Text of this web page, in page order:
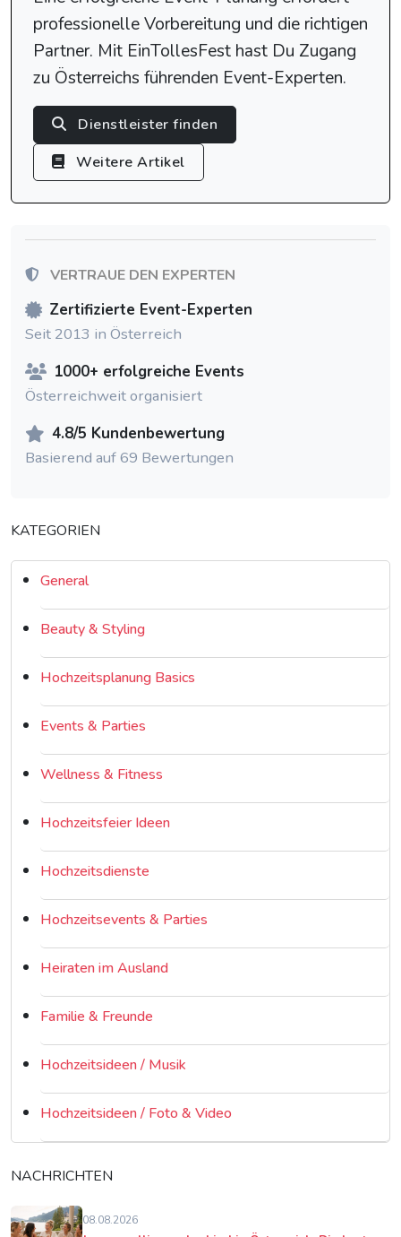
professionelle Vorbereitung und die richtigen
Partner. Mit EinTollesFest hast Du Zugang
zu Österreichs führenden Event-Experten.
Dienstleister finden
Weitere Artikel
VERTRAUE DEN EXPERTEN
Zertifizierte Event-Experten
Seit 2013 in Österreich
1000+ erfolgreiche Events
Österreichweit organisiert
4.8/5 Kundenbewertung
Basierend auf 69 Bewertungen
KATEGORIEN
General
Beauty & Styling
Hochzeitsplanung Basics
Events & Parties
Wellness & Fitness
Hochzeitsfeier Ideen
Hochzeitsdienste
Hochzeitsevents & Parties
Heiraten im Ausland
Familie & Freunde
Hochzeitsideen / Musik
Hochzeitsideen / Foto & Video
NACHRICHTEN
08.08.2026